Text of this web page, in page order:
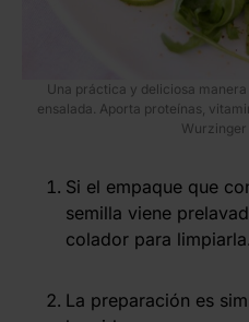
Una práctica y deliciosa
ensalada. Aporta proteínas,
Si el empaque que
semilla viene
colador para limpiarla.
La preparación es